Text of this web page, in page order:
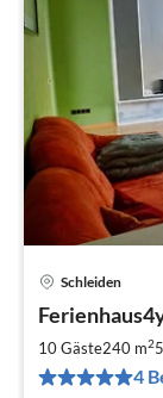
Schleiden
10 Gäste240 m25
4